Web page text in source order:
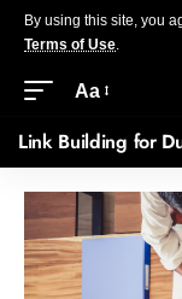
By using this site, you
Terms of Use.
Aa
Link Building for